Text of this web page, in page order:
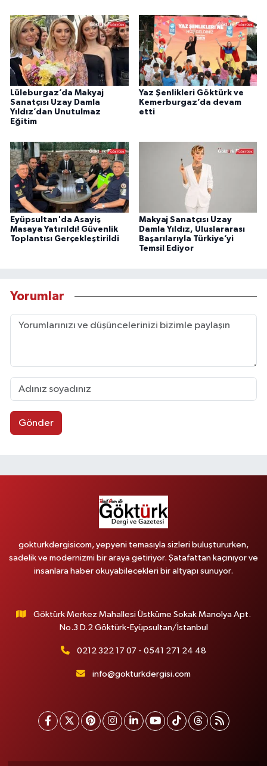
Lüleburgaz’da Makyaj
Sanatçısı Uzay Damla
Yıldız’dan Unutulmaz
Eğitim
Yaz Şenlikleri Göktürk ve
Kemerburgaz’da devam
etti
Eyüpsultan'da Asayiş
Masaya Yatırıldı! Güvenlik
Toplantısı Gerçekleştirildi
Makyaj Sanatçısı Uzay
Damla Yıldız, Uluslararası
Başarılarıyla Türkiye’yi
Temsil Ediyor
Yorumlar
Gönder
gokturkdergisicom, yepyeni temasıyla sizleri buluştururken,
sadelik ve modernizmi bir araya getiriyor. Şatafattan kaçınıyor ve
insanlara haber okuyabilecekleri bir altyapı sunuyor.
Göktürk Merkez Mahallesi Üstküme Sokak Manolya Apt.
No.3 D.2 Göktürk-Eyüpsultan/İstanbul
0212 322 17 07 - 0541 271 24 48
info@gokturkdergisi.com